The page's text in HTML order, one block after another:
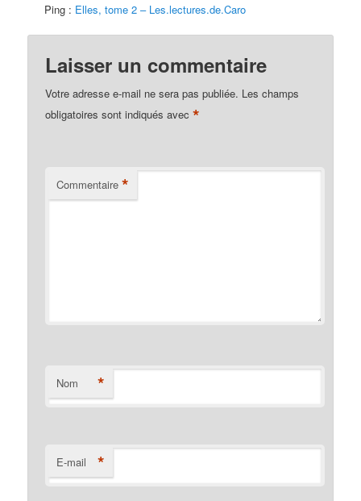
Ping : Elles, tome 2 – Les.lectures.de.Caro
Laisser un commentaire
Votre adresse e-mail ne sera pas publiée. Les champs
obligatoires sont indiqués avec*
Commentaire *
Nom *
E-mail *